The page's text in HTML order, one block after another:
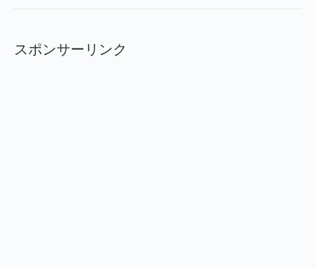
スポンサーリンク